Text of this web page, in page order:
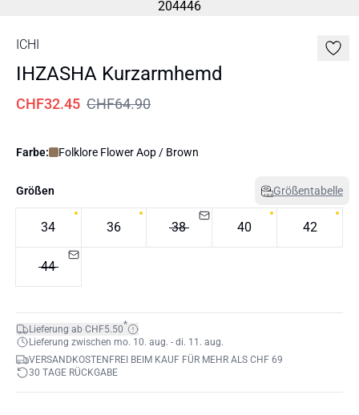
ICHI
IHZASHA Kurzarmhemd
CHF32.45 CHF64.90
Farbe: Folklore Flower Aop / Brown
Größen Größentabelle
34 36 38 40 42
44
Lieferung ab CHF5.50*
Lieferung zwischen mo. 10. aug. - di. 11. aug.
VERSANDKOSTENFREI BEIM KAUF FÜR MEHR ALS CHF 69
30 TAGE RÜCKGABE